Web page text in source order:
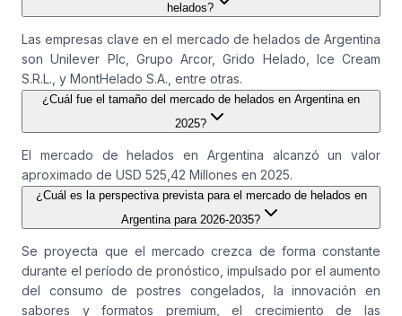
helados?
Las empresas clave en el mercado de helados de Argentina
son Unilever Plc, Grupo Arcor, Grido Helado, Ice Cream
S.R.L., y MontHelado S.A., entre otras.
¿Cuál fue el tamaño del mercado de helados en Argentina en
2025?
El mercado de helados en Argentina alcanzó un valor
aproximado de USD 525,42 Millones en 2025.
¿Cuál es la perspectiva prevista para el mercado de helados en
Argentina para 2026-2035?
Se proyecta que el mercado crezca de forma constante
durante el período de pronóstico, impulsado por el aumento
del consumo de postres congelados, la innovación en
sabores y formatos premium, el crecimiento de las